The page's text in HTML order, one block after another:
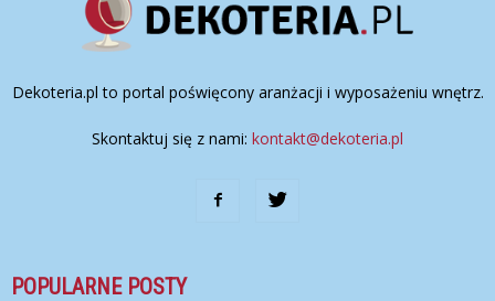
Dekoteria.pl to portal poświęcony aranżacji i wyposażeniu wnętrz.
Skontaktuj się z nami: kontakt@dekoteria.pl
POPULARNE POSTY